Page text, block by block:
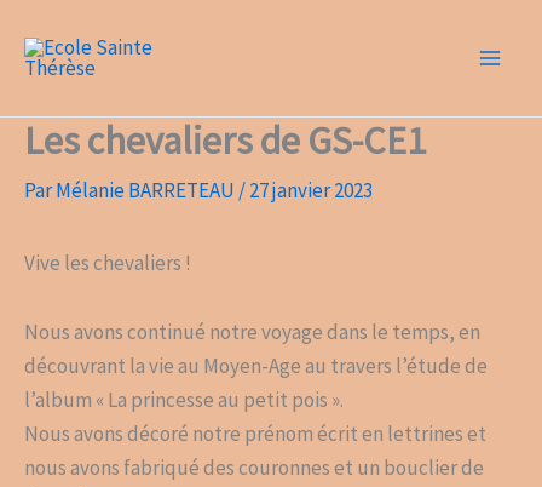
contenu
Les chevaliers de GS-CE1
ParMélanie BARRETEAU /27 janvier 2023
Vive les chevaliers !
Nous avons continué notre voyage dans le temps, en
découvrant la vie au Moyen-Age au travers l’étude de
l’album « La princesse au petit pois ».
Nous avons décoré notre prénom écrit en lettrines et
nous avons fabriqué des couronnes et un bouclier de